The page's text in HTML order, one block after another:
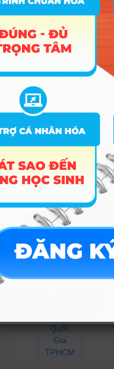
Ngoại
Ngữ –
9
Đại Học
Khoa
Nhân
Văn –
Đại Học
Gia
TPHCM
Đại Học
Khoa
Hội và
Quốc
Gia
TPHCM